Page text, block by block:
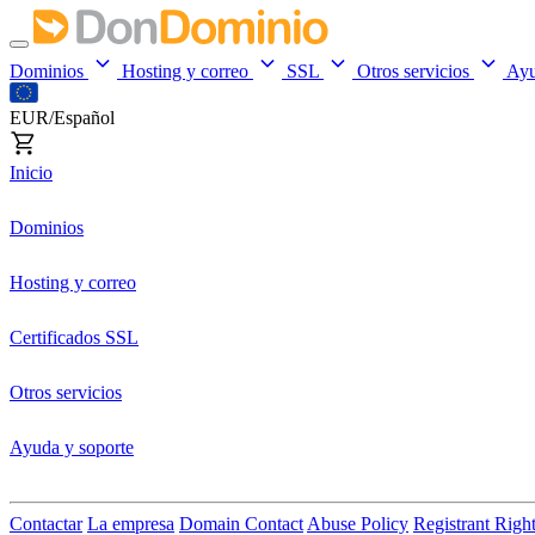
Dominios Hosting y correo SSL Otros servicios
EUR/Español
Inicio
Dominios
Hosting y correo
Certificados SSL
Otros servicios
Ayuda y soporte
Contactar La empresa Domain Contact Abuse Policy Registrant